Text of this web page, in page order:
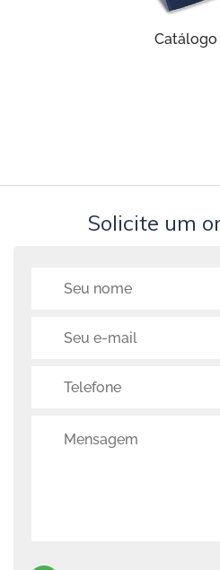
Catálogo
Solicite um